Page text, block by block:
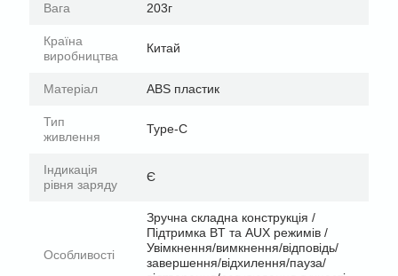
Вага 203г
Країна
виробництва
Китай
Матеріал ABS пластик
Тип
живлення
Type-C
Індикація
рівня заряду
Є
Особливості
Зручна складна конструкція /
Підтримка BT та AUX режимів /
Увімкнення/вимкнення/відповідь/
завершення/відхилення/пауза/